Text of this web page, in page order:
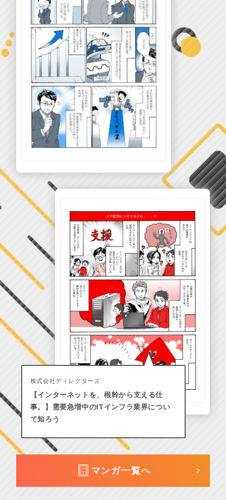
株式会社ディレクターズ
【インターネットを、根幹から支える仕
事。】需要急増中のITインフラ業界につい
て知ろう
マンガ一覧へ